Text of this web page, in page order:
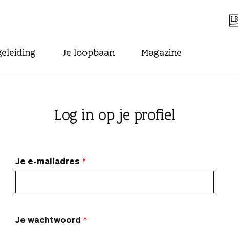
Je loopbaan Magazine
Log in op je profiel
Je e-mailadres
Je wachtwoord